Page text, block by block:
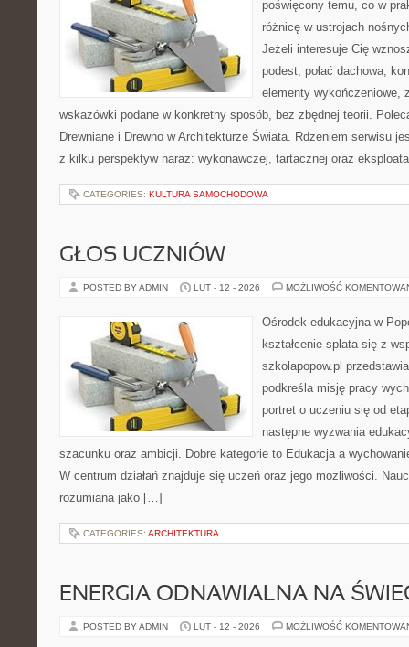
poświęcony temu, co w
różnicę w ustrojach
Jeżeli interesuje Cię
podest, połać dachowa,
elementy wykończeniowe,
wskazówki podane w konkretny sposób, bez zbędnej teorii.
Drewniane i Drewno w Architekturze Świata. Rdzeniem serwisu
z kilku perspektyw naraz: wykonawczej, tartacznej oraz
CATEGORIES: KULTURA SAMOCHODOWA
GŁOS UCZNIÓW
POSTED BY ADMIN LUT - 12 - 2026 MOŻLIWOŚĆ
Ośrodek edukacyjna w
kształcenie splata się z
szkolapopow.pl
podkreśla misję pracy
portret o uczeniu się od
następne wyzwania
szacunku oraz ambicji. Dobre kategorie to Edukacja a
W centrum działań znajduje się uczeń oraz jego możliwości.
rozumiana jako […]
CATEGORIES: ARCHITEKTURA
ENERGIA ODNAWIALNA NA
POSTED BY ADMIN LUT - 12 - 2026 MOŻLIWOŚĆ